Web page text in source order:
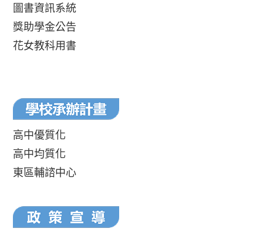
圖書資訊系統
獎助學金公告
花女教科用書
高中優質化
高中均質化
東區輔諮中心